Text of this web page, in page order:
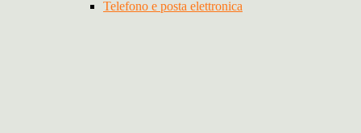
Telefono e posta elettronica